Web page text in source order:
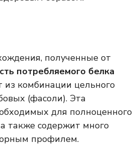
полученные от
потребляемого белка
из комбинации цельного
(фасоли). Эта
для полноценного
также содержит много
профилем.